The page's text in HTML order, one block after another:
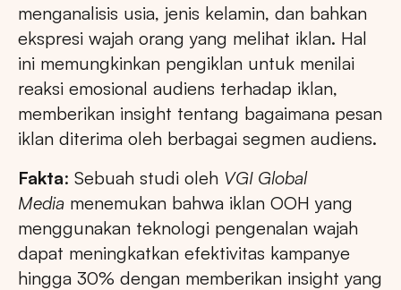
menganalisis usia, jenis kelamin, dan bahkan
ekspresi wajah orang yang melihat iklan. Hal
ini memungkinkan pengiklan untuk menilai
reaksi emosional audiens terhadap iklan,
memberikan insight tentang bagaimana pesan
iklan diterima oleh berbagai segmen audiens.
Fakta: Sebuah studi oleh VGI Global
Media menemukan bahwa iklan OOH yang
menggunakan teknologi pengenalan wajah
dapat meningkatkan efektivitas kampanye
hingga 30% dengan memberikan insight yang